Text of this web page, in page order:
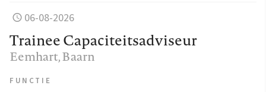
06-08-2026
Trainee Capaciteitsadviseur
Eemhart, Baarn
FUNCTIE